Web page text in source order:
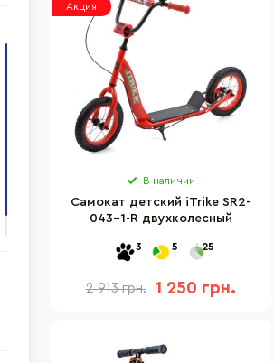
Акция
В наличии
Самокат детский iTrike SR2-
043-1-R двухколесный
3 5 25
2 913 грн. 1 250 грн.